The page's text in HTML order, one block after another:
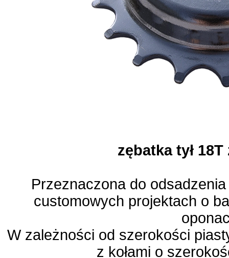
zębatka tył
Przeznaczona do
customowych projektach o
W zależności od szerokości
z kołami o